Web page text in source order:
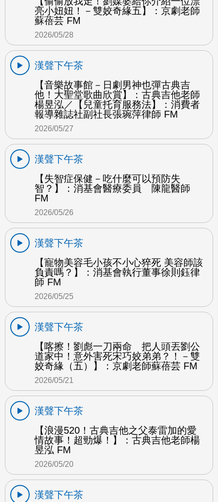
亮小妞妞！－雙姣奇緣五】：京劇老師
蘇蓓芸 FM
2026/05/28
漢聲下午茶
【音樂故事館－日劇男神也彈古典吉
他！大聖堂歌曲欣賞】：古典吉他老師
楊昱泓／【兒童托育服務法】：消費者
報導雜誌社副社長張琬萍律師 FM
2026/05/27
漢聲下午茶
【失智症保健－吃什麼可以預防失
智？】：消基會醫療委員 陳龍醫師
FM
2026/05/26
漢聲下午茶
【寵物美容毛小孩不小心猝死 美容師該
負責嗎？】：消基會執行董事徐則鈺律
師 FM
2026/05/25
漢聲下午茶
【喀擦！劉彪一刀兩命 把人頭丟劉公
道家中！意外害死宋巧姣弟弟？！－雙
姣奇緣（五）】：京劇老師蘇蓓芸 FM
2026/05/21
漢聲下午茶
【浪漫520！古典吉他之父泰雷加的愛
情故事！超勁爆！】：古典吉他老師楊
昱泓 FM
2026/05/20
漢聲下午茶